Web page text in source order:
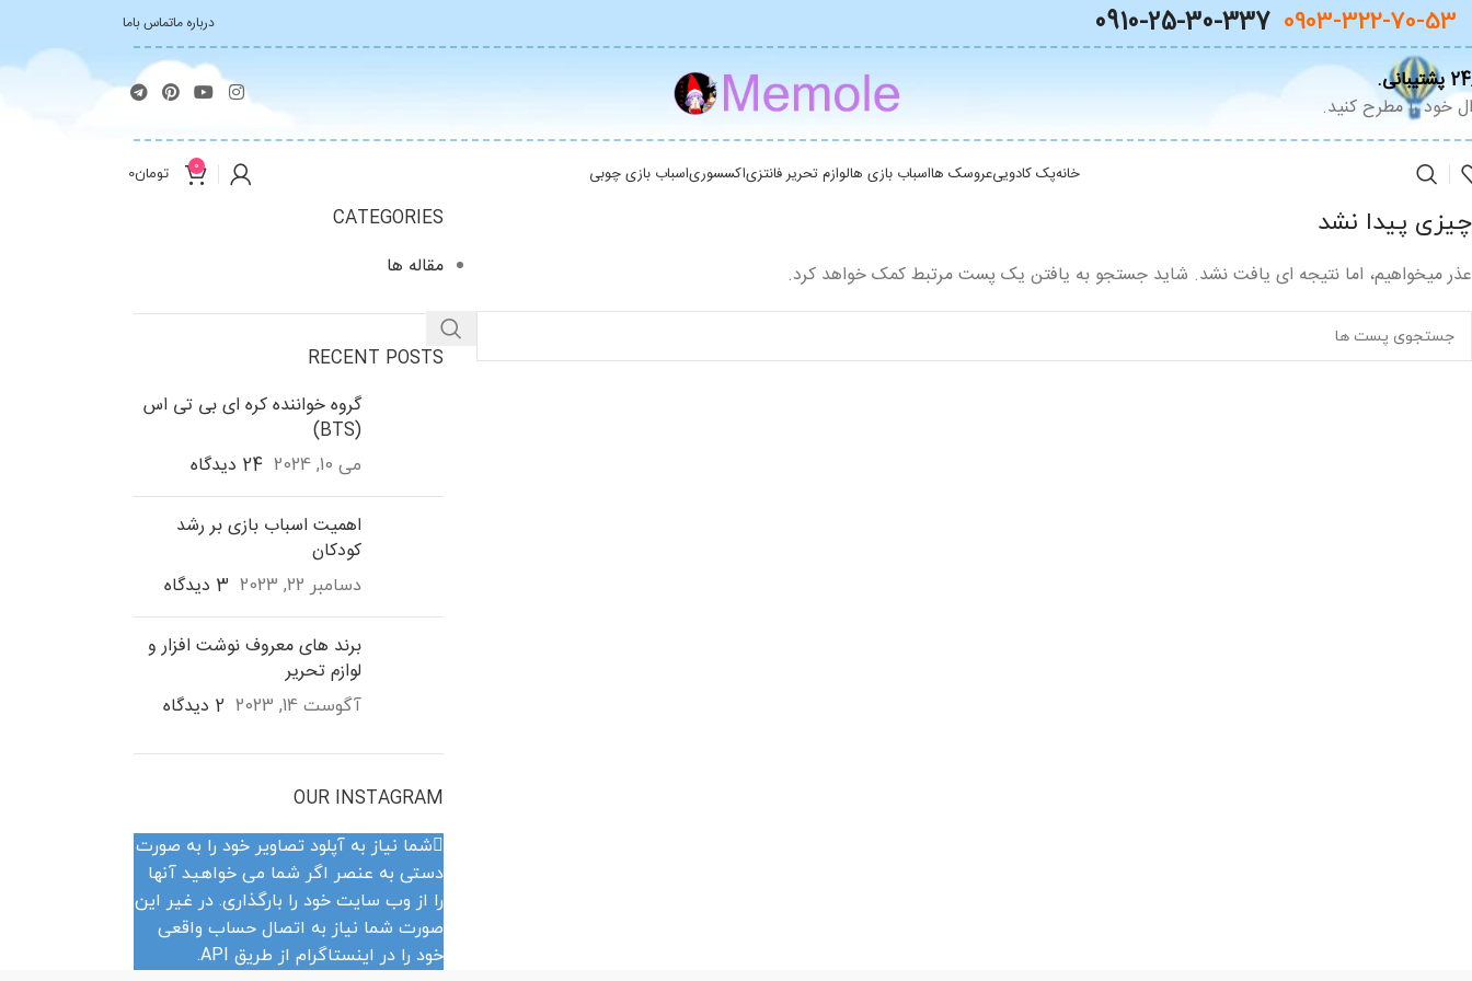
0903-322-70-53 درباره ماتماس باما
خود را مطرح کنید.
خانهپک کادوییعروسک هااسباب بازی هالوازم تحریر فانتزیاکسسوریاسباب بازی چوبی 0 تومان0
چیزی پیدا نشد
عذر میخواهیم، اما نتیجه ای یافت نشد. شاید جستجو به یافتن یک پست مرتبط کمک خواهد کرد.
CATEGORIES
مقاله ها
RECENT POSTS
گروه خواننده کره ای بی تی اس
(BTS)
می 10, 2024 24 دیدگاه
اهمیت اسباب بازی بر رشد
کودکان
دسامبر 22, 2023 3 دیدگاه
برند های معروف نوشت افزار و
لوازم تحریر
آگوست 14, 2023 2 دیدگاه
OUR INSTAGRAM
شما نیاز به آپلود تصاویر خود را به صورت
دستی به عنصر اگر شما می خواهید آنها
را از وب سایت خود را بارگذاری. در غیر این
صورت شما نیاز به اتصال حساب واقعی
خود را در اینستاگرام از طریق API.